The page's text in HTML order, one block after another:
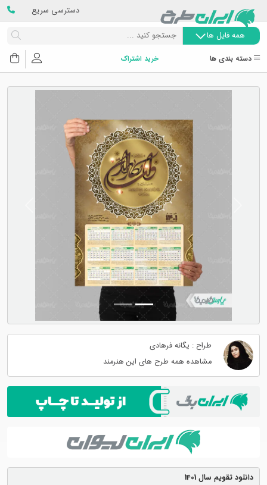
دسترسی سریع
همه فایل ها
دسته بندی ها خرید اشتراک
دانلود تقویم سال 1401
طراح : یگانه فرهادی
مشاهده همه طرح های این هنرمند